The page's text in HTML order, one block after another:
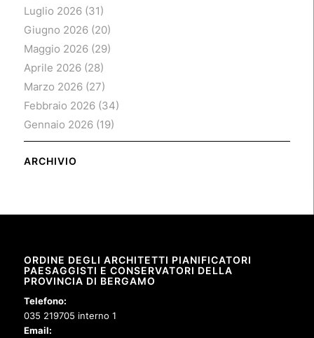
Luglio 2026(31)
Giugno 2026(20)
Maggio 2026(29)
Aprile 2026(28)
Marzo 2026(27)
Febbraio 2026(34)
Gennaio 2026(19)
ARCHIVIO
ORDINE DEGLI ARCHITETTI PIANIFICATORI
PAESAGGISTI E CONSERVATORI DELLA
PROVINCIA DI BERGAMO
Telefono:
035 219705 interno 1
Email: